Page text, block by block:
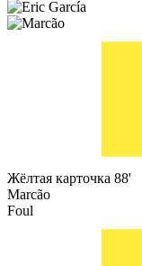
Жёлтая карточка 88'
Marcão
Foul